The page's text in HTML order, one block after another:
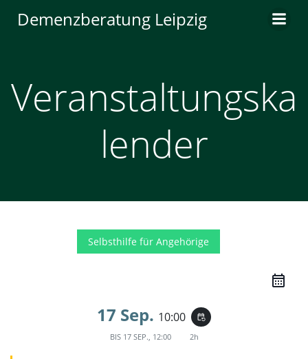
Inhalt
Demenzberatung Leipzig
Veranstaltungska
lender
Selbsthilfe für Angehörige
17 Sep. 10:00 event_repeat
BIS 17 SEP., 12:00 2h